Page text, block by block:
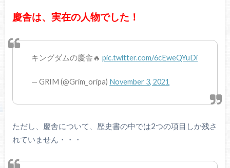
慶舎は、実在の人物でした！
キングダムの慶舎🔥pic.twitter.com/6cEweQYuDi
— GRIM (@Grim_oripa) November 3, 2021
ただし、慶舎について、歴史書の中では2つの項目しか残さ
れていません・・・